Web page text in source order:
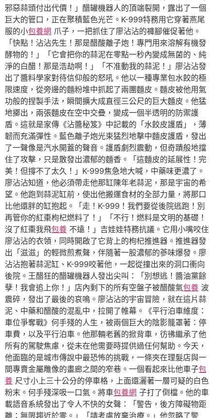
邪惡蒜頭付出代價！」醋罐機器人的頂端裂開，露出了一個
巨大的管口，正在聚積藍色光芒。K-999特務用它穿著燕尾
服的小包養網 爪子，一把抓住了廖沾沾的褲腳催促著他。
「快點！沾沾先生！那是醋酸離子炮！專門用來溶解有機發
酵物的！」「它會把你的蒜泥在零點一秒內變成無菌的、純
淨的白醋！那是浩劫啊！」「不准動我的蒜泥！」廖沾沾發
出了醬料學家對待信仰般的怒吼。他以一種專業包水餃的極
限速度，從旁邊的麵粉堆中抓起了兩團麵皮。麵皮被他用氣
功般的捏製手法，瞬間擴大成直徑三公尺的巨大麵皮。他猛
地擲出，兩張麵皮在空中交疊，變成一個半透明的防禦護
盾。這就是家傳《沾醬秘笈》中記載的「水餃皮護盾」，薄
韌而充滿彈性。藍色離子炮光束猛烈地擊中麵皮護盾，發出
了一聲像是汽水開蓋的聲音。護盾劇烈震動，但奇蹟般地擋
住了攻擊，只是散發出濃郁的麵香。「這麵皮的延展性！完
美！但撐不了太久！」K-999焦急地大喊，中藥味更濃了。
廖沾沾知道，他必須帶走他那缸陳年老蒜泥，那是宇宙的希
望。他跑到蒜泥缸前，使出他搬運食材的全部力量，將那口
比他還胖的缸抱起。「走！K-999！我們要從後院逃跑！別
再管你的紅棗枸杞燃料了！」「不行！燃料是文明的基礎！
沒了紅棗我飛包養 不遠！」吉娃娃特務抗議。它用小嘴咬住
廖沾沾的衣領，同時開啟了它背上的枸杞推進器。推進器發
出「滋滋」的輕微煎煮聲，伴隨著一股濃郁的蔘味爆發。廖
沾沾抱著蒜泥缸、K-999咬著他，一起從撞出來的洞口衝向
後院。王醋狂的醋罐機器人發出尖叫：「別想逃！醬油黨餘
孽！我會追上你！」店內剩下的所有空盤子被醋酸氣包養 波
震碎，發出了最後的哀鳴。廖沾沾的宇宙冒險，就在這片蒜
泥、中藥和醋酸的混亂中，拉開了帷幕。《平行泊車維度：
車位爭奪戰》何手殘的人生，被兩個巨大的陰影籠罩著：停
車費，以及平行泊車。他那輛老舊的掀背車，彷彿繼承了他
所有的駕駛焦慮，從未在他需要時提供過任何幫助。今天，
他面臨的是城市傳說中最恐怖的挑戰，一條夾在理髮店與一
間專賣金屬雕像的畫廊之間的窄巷。一個看起來比他車子包
養 尺寸小上三十公分的停車格，上面還灑著一層可疑的白色
粉末。何手殘深吸一口氣。將車包養網 子打了倒檔。他的車
載語音系統發出了令人不快的女聲：「警告，後方障礙物距
離：無限趨近於零。」「請考慮放棄治療。」他忽略了警